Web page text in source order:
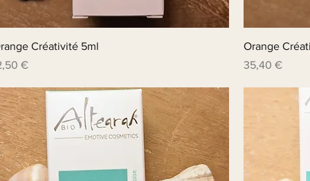
Créativité 5ml
€
Orange
Prix
35,40 €